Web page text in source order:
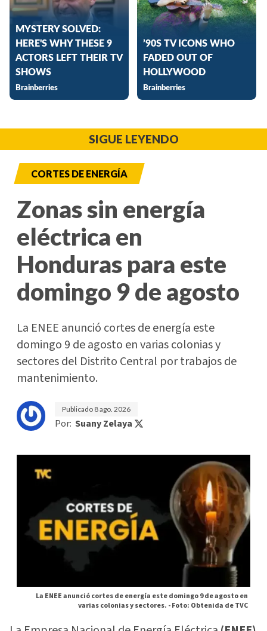
SIGUE LEYENDO
CORTES DE ENERGÍA
Zonas sin energía
eléctrica en
Honduras para este
domingo 9 de agosto
La ENEE anunció cortes de energía este
domingo 9 de agosto en varias colonias y
sectores del Distrito Central por trabajos de
mantenimiento.
Publicado 8 ago. 2026
Por: Suany Zelaya
La ENEE anunció cortes de energía este domingo 9 de agosto en
varias colonias y sectores. -Foto: Obtenida de TVC